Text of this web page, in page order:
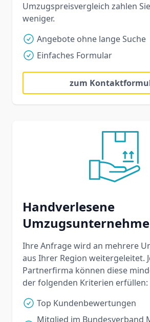
Umzugspreisvergleich zahlen
weniger.
Angebote ohne lange Suche
Einfaches Formular
zum
Handverlesene
Ihre Anfrage wird an mehrere
aus Ihrer Region weitergeleitet.
Partnerfirma können diese
der folgenden Kriterien erfüllen:
Top Kundenbewertungen
Mitglied im Bundesverband